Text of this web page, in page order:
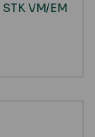
VM/EM